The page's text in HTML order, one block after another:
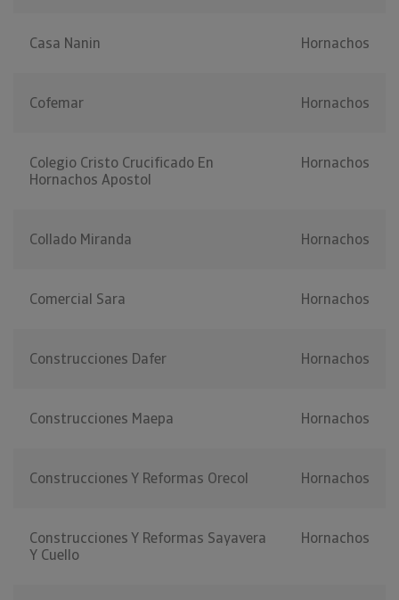
Casa Nanin Hornachos
Cofemar Hornachos
Colegio Cristo Crucificado En
Hornachos Apostol
Hornachos
Collado Miranda Hornachos
Comercial Sara Hornachos
Construcciones Dafer Hornachos
Construcciones Maepa Hornachos
Construcciones Y Reformas Orecol Hornachos
Construcciones Y Reformas Sayavera
Y Cuello
Hornachos